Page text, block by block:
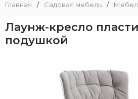
Главная / Садовая мебель /
Лаунж-кресло
подушкой